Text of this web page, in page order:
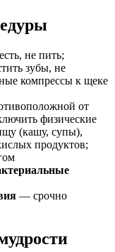
не пить;
зубы, не
компрессы к щеке
от
физические
(кашу, супы),
продуктов;
— срочно